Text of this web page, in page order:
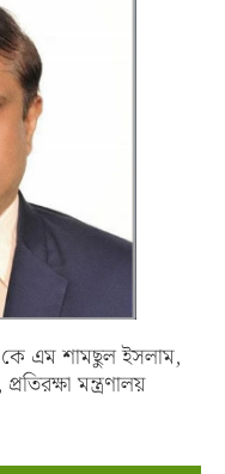
এম শামছুল ইসলাম,
মন্ত্রণালয়